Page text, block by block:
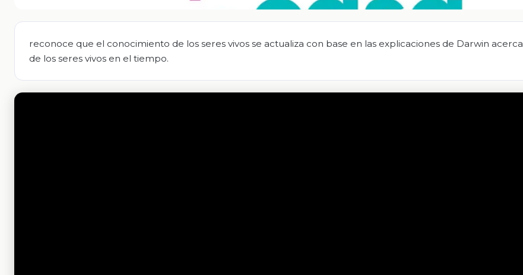
reconoce que el conocimiento de los seres vivos se actualiza con base en las explicaciones de Darwin
de los seres vivos en el tiempo.